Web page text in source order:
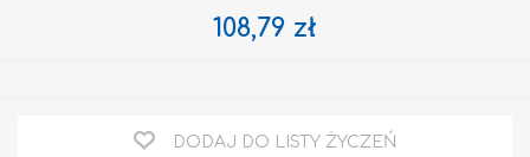
108,79 zł
DODAJ DO LISTY ŻYCZEŃ